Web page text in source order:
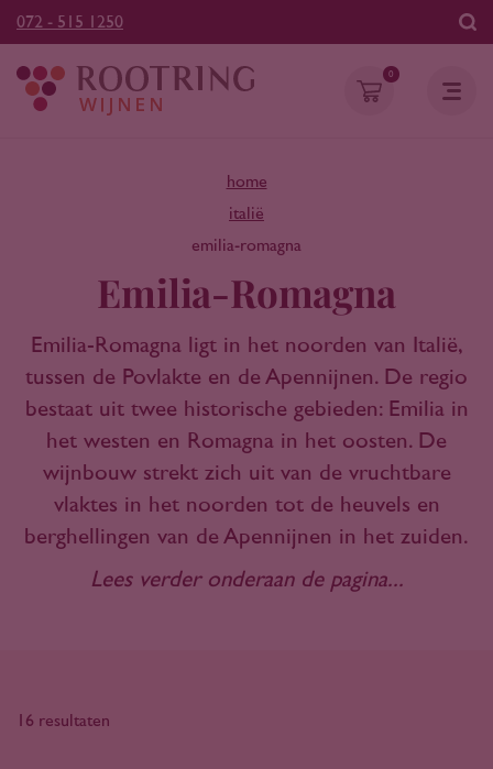
072 - 515 1250
0
home
italië
emilia-romagna
Emilia-Romagna
Emilia-Romagna ligt in het noorden van Italië,
tussen de Povlakte en de Apennijnen. De regio
bestaat uit twee historische gebieden: Emilia in
het westen en Romagna in het oosten. De
wijnbouw strekt zich uit van de vruchtbare
vlaktes in het noorden tot de heuvels en
berghellingen van de Apennijnen in het zuiden.
Lees verder onderaan de pagina...
16 resultaten